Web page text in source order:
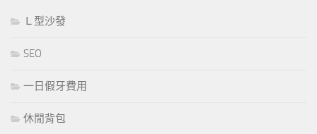
Ｌ型沙發
SEO
一日假牙費用
休閒背包